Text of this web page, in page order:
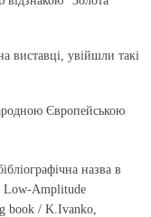
виставці, увійшли такі
Європейською
назва в
Low-Amplitude
book / K.Ivanko,